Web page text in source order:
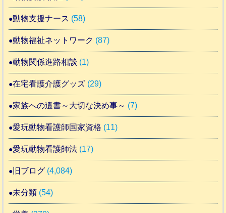
動物支援ナース (58)
動物福祉ネットワーク (87)
動物関係進路相談 (1)
在宅看護介護グッズ (29)
家族への遺書～大切な決め事～ (7)
愛玩動物看護師国家資格 (11)
愛玩動物看護師法 (17)
旧ブログ (4,084)
未分類 (54)